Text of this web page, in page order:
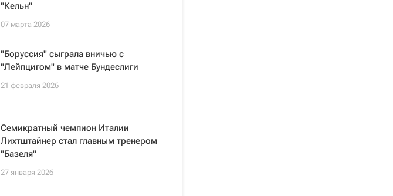
"Кельн"
07 марта 2026
"Боруссия" сыграла вничью с
"Лейпцигом" в матче Бундеслиги
21 февраля 2026
Семикратный чемпион Италии
Лихтштайнер стал главным тренером
"Базеля"
27 января 2026